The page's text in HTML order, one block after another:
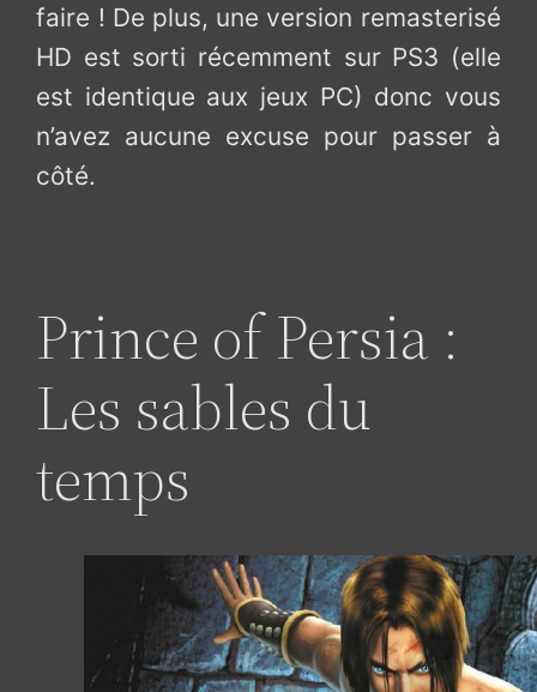
faire ! De plus, une version remasterisé
HD est sorti récemment sur PS3 (elle
est identique aux jeux PC) donc vous
n’avez aucune excuse pour passer à
côté.
Prince of Persia :
Les sables du
temps